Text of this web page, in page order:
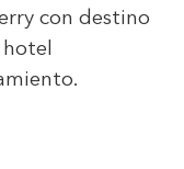
con destino
hotel